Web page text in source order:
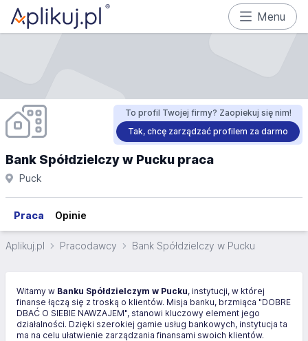
Menu
To profil Twojej firmy? Zaopiekuj się nim!
Tak, chcę zarządzać profilem za darmo
Bank Spółdzielczy w Pucku praca
Puck
Praca Opinie
Aplikuj.pl Pracodawcy Bank Spółdzielczy w Pucku
Witamy w Banku Spółdzielczym w Pucku, instytucji, w której
finanse łączą się z troską o klientów. Misja banku, brzmiąca "DOBRE
DBAĆ O SIEBIE NAWZAJEM", stanowi kluczowy element jego
działalności. Dzięki szerokiej gamie usług bankowych, instytucja ta
ma na celu ułatwienie zarządzania finansami swoich klientów.